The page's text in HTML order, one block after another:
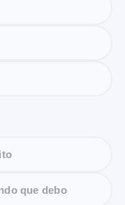
que debo